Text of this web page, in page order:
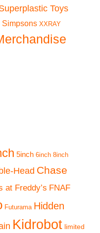
Toys
Simpsons XXRAY
5inch 6inch 8inch
Head Chase
at Freddy’s FNAF
Futurama Hidden
Kidrobot limited